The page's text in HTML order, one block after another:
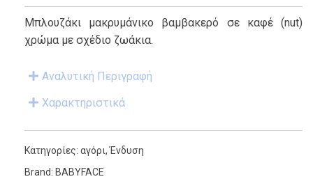
Μπλουζάκι μακρυμάνικο βαμβακερό σε καφέ (nut)
χρώμα με σχέδιο ζωάκια.
Αναλυτική Περιγραφή
Χαρακτηριστικά
Κατηγορίες: αγόρι,Ένδυση
Brand: BABYFACE